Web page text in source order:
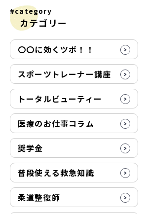
#category
カテゴリー
〇〇に効くツボ！！
スポーツトレーナー講座
トータルビューティー
医療のお仕事コラム
奨学金
普段使える救急知識
柔道整復師